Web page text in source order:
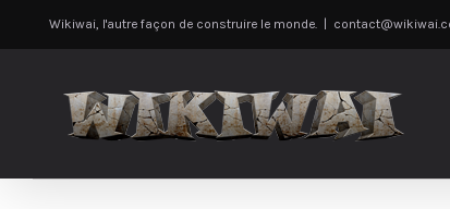
Wikiwai, l'autre façon de construire le monde.